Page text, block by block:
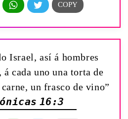
Israel, así á hombres
cada uno una torta de
un frasco de vino”
16:3